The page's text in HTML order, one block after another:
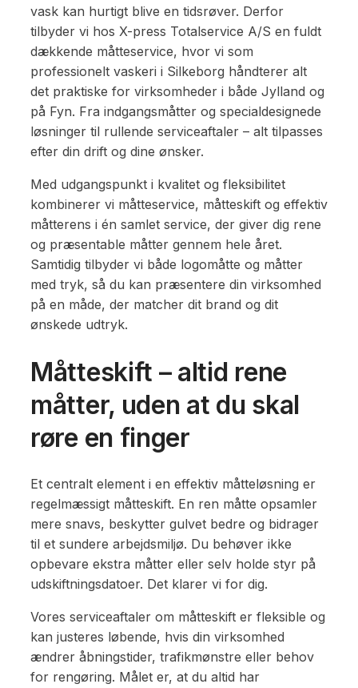
vask kan hurtigt blive en tidsrøver. Derfor
tilbyder vi hos X-press Totalservice A/S en fuldt
dækkende måtteservice, hvor vi som
professionelt vaskeri i Silkeborg håndterer alt
det praktiske for virksomheder i både Jylland og
på Fyn. Fra indgangsmåtter og specialdesignede
løsninger til rullende serviceaftaler – alt tilpasses
efter din drift og dine ønsker.
Med udgangspunkt i kvalitet og fleksibilitet
kombinerer vi måtteservice, måtteskift og effektiv
måtterens i én samlet service, der giver dig rene
og præsentable måtter gennem hele året.
Samtidig tilbyder vi både logomåtte og måtter
med tryk, så du kan præsentere din virksomhed
på en måde, der matcher dit brand og dit
ønskede udtryk.
Måtteskift – altid rene
måtter, uden at du skal
røre en finger
Et centralt element i en effektiv måtteløsning er
regelmæssigt måtteskift. En ren måtte opsamler
mere snavs, beskytter gulvet bedre og bidrager
til et sundere arbejdsmiljø. Du behøver ikke
opbevare ekstra måtter eller selv holde styr på
udskiftningsdatoer. Det klarer vi for dig.
Vores serviceaftaler om måtteskift er fleksible og
kan justeres løbende, hvis din virksomhed
ændrer åbningstider, trafikmønstre eller behov
for rengøring. Målet er, at du altid har